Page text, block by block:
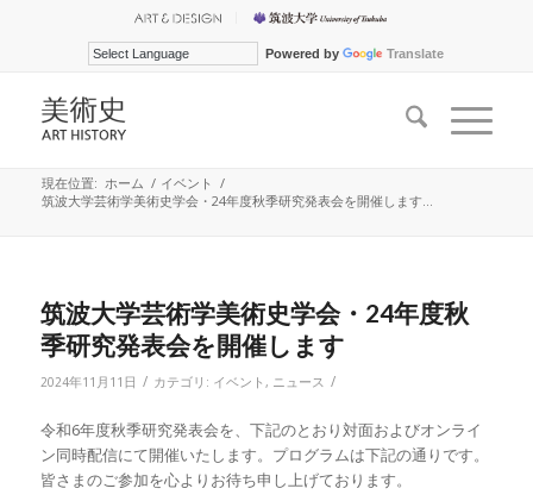
Powered by Translate
現在位置: ホーム / イベント /
筑波大学芸術学美術史学会・24年度秋季研究発表会を開催します...
筑波大学芸術学美術史学会・24年度秋
季研究発表会を開催します
2024年11月11日 / カテゴリ: イベント , ニュース /
令和6年度秋季研究発表会を、下記のとおり対面およびオンライ
ン同時配信にて開催いたします。プログラムは下記の通りです。
皆さまのご参加を心よりお待ち申し上げております。